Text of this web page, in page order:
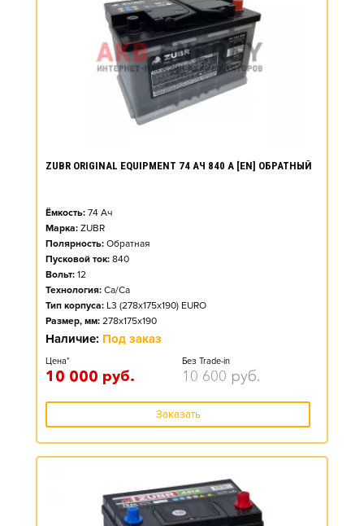
ZUBR ORIGINAL EQUIPMENT 74 АЧ 840 А [EN] ОБРАТНЫЙ
Ёмкость: 74 Ач
Марка: ZUBR
Полярность: Обратная
Пусковой ток: 840
Вольт: 12
Технология: Ca/Ca
Тип корпуса: L3 (278x175x190) EURO
Размер, мм: 278x175x190
Наличие: Под заказ
Цена*
10 000 руб.
Без Trade-in
10 600 руб.
Заказать